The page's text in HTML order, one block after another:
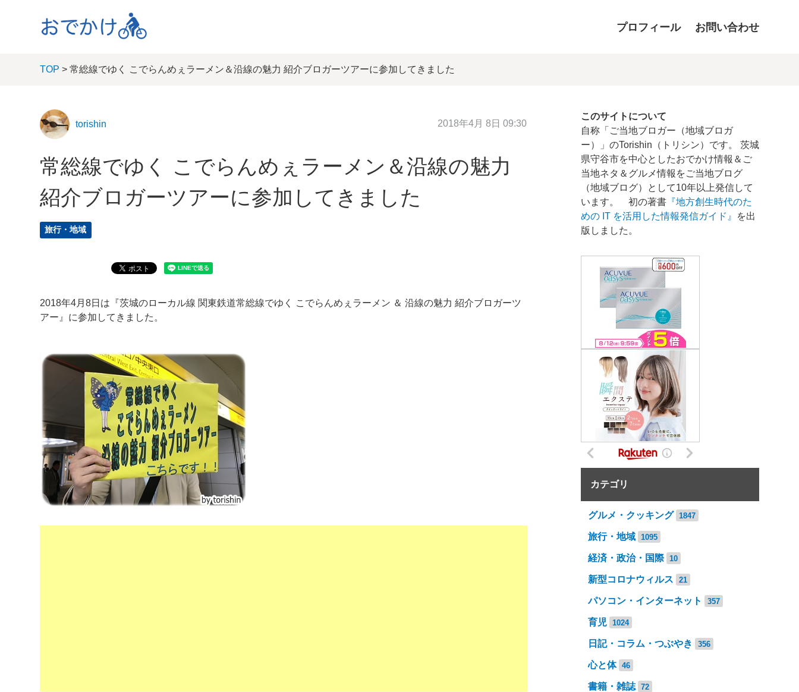
プロフィール お問い合わせ
TOP > 常総線でゆく こでらんめぇラーメン＆沿線の魅力 紹介ブロガーツアーに参加してきました
torishin 2018年4月 8日 09:30
常総線でゆく こでらんめぇラーメン＆沿線の魅力
紹介ブロガーツアーに参加してきました
旅行・地域
2018年4月8日は『茨城のローカル線 関東鉄道常総線でゆく こでらんめぇラーメン ＆ 沿線の魅力 紹介ブロガーツ
アー』に参加してきました。
このサイトについて
自称「ご当地ブロガー（地域ブロガ
ー）」のTorishin（トリシン）です。 茨城
県守谷市を中心としたおでかけ情報＆ご
当地ネタ＆グルメ情報をご当地ブログ
（地域ブログ）として10年以上発信して
います。 初の著書『地方創生時代のた
めの IT を活用した情報発信ガイド』
を出
版しました。
カテゴリ
グルメ・クッキング 1847
旅行・地域 1095
経済・政治・国際 10
新型コロナウィルス 21
パソコン・インターネット 357
育児 1024
日記・コラム・つぶやき 356
心と体 46
書籍・雑誌 72